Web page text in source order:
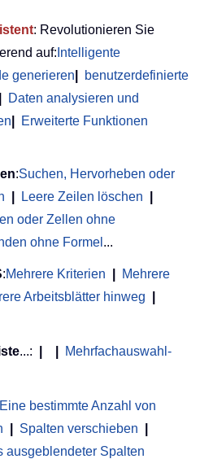
: Revolutionieren Sie
auf: Intelligente
generieren
benutzerdefinierte
Daten analysieren und
Erweiterte Funktionen
:Suchen, Hervorheben oder
Leere Zeilen löschen
oder Zellen ohne
ohne Formel ...
:Mehrere Kriterien
Mehrere
Arbeitsblätter hinweg
...:
Mehrfachauswahl-
Eine bestimmte Anzahl von
Spalten verschieben
ausgeblendeter Spalten